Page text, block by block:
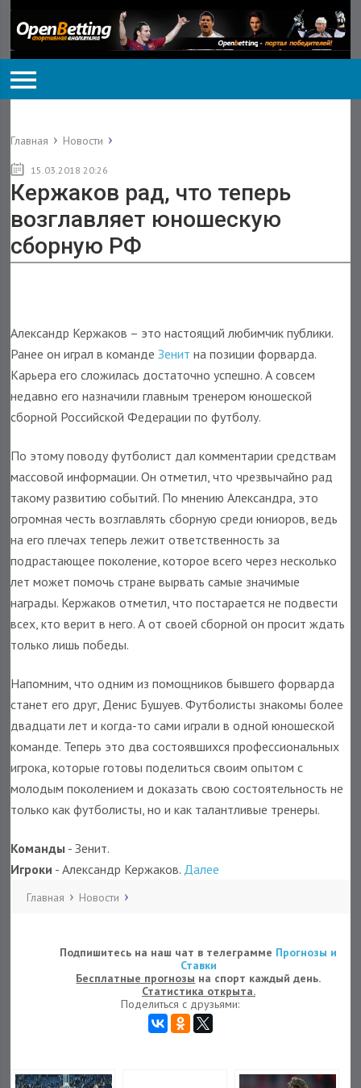
Главная Новости
15.03.2018 20:26
Кержаков рад, что теперь
возглавляет юношескую
сборную РФ
Александр Кержаков – это настоящий любимчик публики.
Ранее он играл в командеЗенит на позиции форварда.
Карьера его сложилась достаточно успешно. А совсем
недавно его назначили главным тренером юношеской
сборной Российской Федерации по футболу.
По этому поводу футболист дал комментарии средствам
массовой информации. Он отметил, что чрезвычайно рад
такому развитию событий. По мнению Александра, это
огромная честь возглавлять сборную среди юниоров, ведь
на его плечах теперь лежит ответственность за
подрастающее поколение, которое всего через несколько
лет может помочь стране вырвать самые значимые
награды. Кержаков отметил, что постарается не подвести
всех, кто верит в него. А от своей сборной он просит ждать
только лишь победы.
Напомним, что одним из помощников бывшего форварда
станет его друг, Денис Бушуев. Футболисты знакомы более
двадцати лет и когда-то сами играли в одной юношеской
команде. Теперь это два состоявшихся профессиональных
игрока, которые готовы поделиться своим опытом с
молодым поколением и доказать свою состоятельность не
только как футболисты, но и как талантливые тренеры.
Команды - Зенит.
Игроки - Александр Кержаков. Далее
Главная Новости
Подпишитесь на наш чат в телеграмме Прогнозы и
Ставки
Бесплатные прогнозы на спорт каждый день.
Статистика открыта.
Поделиться с друзьями: